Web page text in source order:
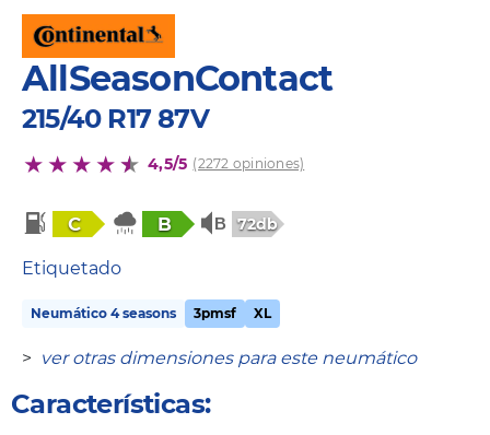
AllSeasonContact
215/40 R17 87V
4,5/5 (2272 opiniones)
C B 72db
Etiquetado
Neumático 4 seasons 3pmsf XL
> ver otras dimensiones para este neumático
Características: